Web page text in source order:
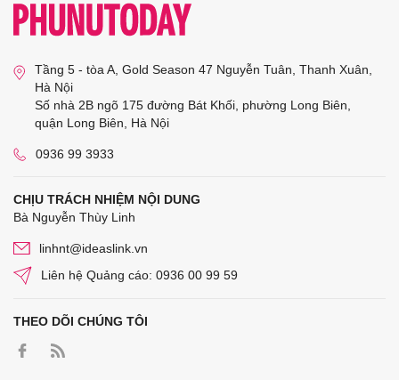
Tầng 5 - tòa A, Gold Season 47 Nguyễn Tuân, Thanh Xuân,
Hà Nội
Số nhà 2B ngõ 175 đường Bát Khối, phường Long Biên,
quận Long Biên, Hà Nội
0936 99 3933
CHỊU TRÁCH NHIỆM NỘI DUNG
Bà Nguyễn Thùy Linh
linhnt@ideaslink.vn
Liên hệ Quảng cáo: 0936 00 99 59
THEO DÕI CHÚNG TÔI